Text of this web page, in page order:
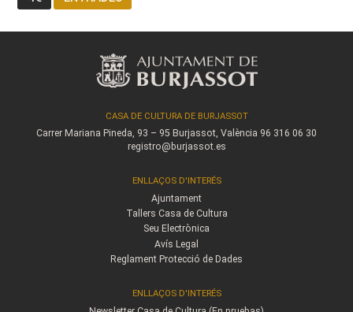
CASA DE CULTURA DE BURJASSOT
Carrer Mariana Pineda, 93 – 95 Burjassot, València 96 316 06 30
registro@burjassot.es
ENLLAÇOS D'INTERÉS
Ajuntament
Tallers Casa de Cultura
Seu Electrònica
Avís Legal
Reglament Protecció de Dades
ENLLAÇOS D'INTERÉS